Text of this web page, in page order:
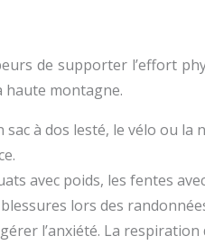
de supporter l’effort
haute montagne.
à dos lesté, le vélo ou la
avec poids, les fentes
lors des
l’anxiété. La